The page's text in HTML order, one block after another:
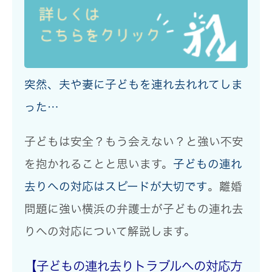
突然、夫や妻に子どもを連れ去れれてしま
った…
子どもは安全？もう会えない？と強い不安
を抱かれることと思います。 子どもの連れ
去りへの対応はスピードが大切です。 離婚
問題に強い横浜の弁護士が子どもの連れ去
りへの対応について解説 します。
【子どもの連れ去りトラブルへの対応方